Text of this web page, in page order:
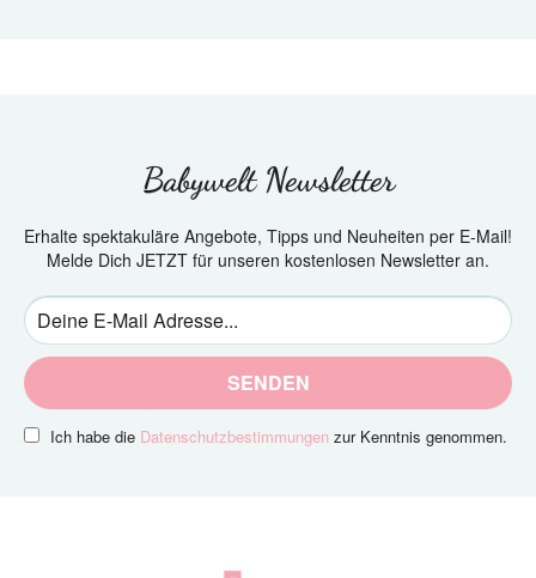
Babywelt Newsletter
Erhalte spektakuläre Angebote, Tipps und Neuheiten per E-Mail!
Melde Dich JETZT für unseren kostenlosen Newsletter an.
SENDEN
Ich habe die Datenschutzbestimmungen zur Kenntnis genommen.